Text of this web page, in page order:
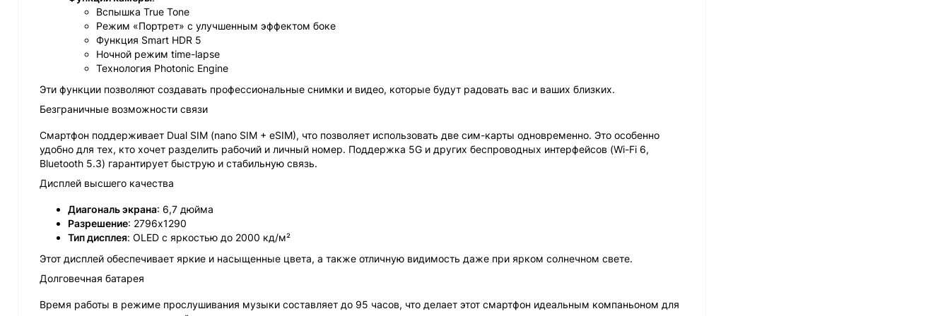
Вспышка True Tone
Режим «Портрет» с улучшенным эффектом боке
Функция Smart HDR 5
Ночной режим time-lapse
Технология Photonic Engine
Эти функции позволяют создавать профессиональные снимки и видео, которые будут радовать вас и ваших близких.
Безграничные возможности связи
Смартфон поддерживает Dual SIM (nano SIM + eSIM), что позволяет использовать две сим-карты одновременно. Это особенно
удобно для тех, кто хочет разделить рабочий и личный номер. Поддержка 5G и других беспроводных интерфейсов (Wi-Fi 6,
Bluetooth 5.3) гарантирует быструю и стабильную связь.
Дисплей высшего качества
Диагональ экрана: 6,7 дюйма
Разрешение: 2796x1290
Тип дисплея: OLED с яркостью до 2000 кд/м²
Этот дисплей обеспечивает яркие и насыщенные цвета, а также отличную видимость даже при ярком солнечном свете.
Долговечная батарея
Время работы в режиме прослушивания музыки составляет до 95 часов, что делает этот смартфон идеальным компаньоном для